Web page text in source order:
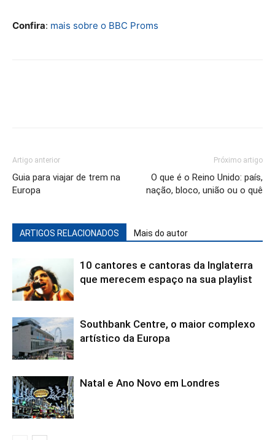
Confira: mais sobre o BBC Proms
Artigo anterior
Guia para viajar de trem na
Europa
Próximo artigo
O que é o Reino Unido: país,
nação, bloco, união ou o quê
ARTIGOS RELACIONADOS Mais do autor
10 cantores e cantoras da Inglaterra
que merecem espaço na sua playlist
Southbank Centre, o maior complexo
artístico da Europa
Natal e Ano Novo em Londres